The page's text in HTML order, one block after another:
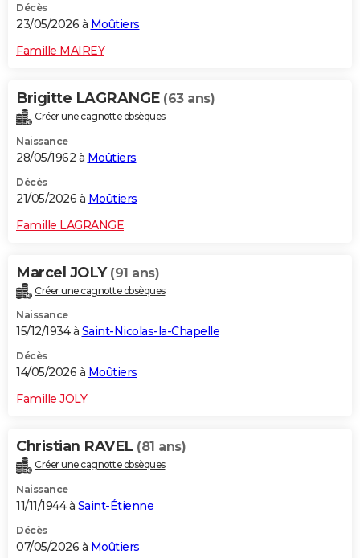
Décès
23/05/2026 à Moûtiers
Famille MAIREY
Brigitte LAGRANGE (63 ans)
Créer une cagnotte obsèques
Naissance
28/05/1962 à Moûtiers
Décès
21/05/2026 à Moûtiers
Famille LAGRANGE
Marcel JOLY (91 ans)
Créer une cagnotte obsèques
Naissance
15/12/1934 à Saint-Nicolas-la-Chapelle
Décès
14/05/2026 à Moûtiers
Famille JOLY
Christian RAVEL (81 ans)
Créer une cagnotte obsèques
Naissance
11/11/1944 à Saint-Étienne
Décès
07/05/2026 à Moûtiers